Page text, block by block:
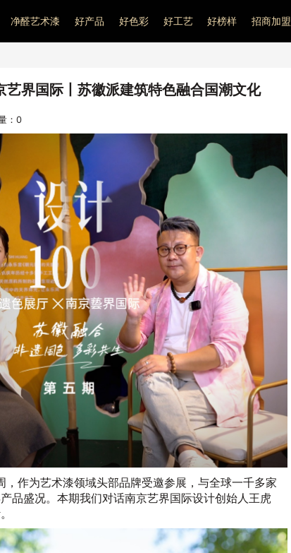
净醛艺术漆 好产品 好色彩 好工艺 好榜样 招商加盟
艺界国际丨苏徽派建筑特色融合国潮文化
： 0
作为艺术漆领域头部品牌受邀参展，与全球一千多家
品盛况。本期我们对话南京艺界国际设计创始人王虎